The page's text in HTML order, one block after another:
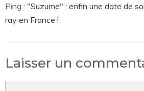
Ping : "Suzume" : enfin une date de
ray en France !
Laisser un